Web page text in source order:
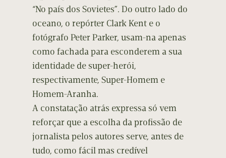
“No país dos Sovietes”. Do outro lado do
oceano, o repórter Clark Kent e o
fotógrafo Peter Parker, usam-na apenas
como fachada para esconderem a sua
identidade de super-herói,
respectivamente, Super-Homem e
Homem-Aranha.
A constatação atrás expressa só vem
reforçar que a escolha da profissão de
jornalista pelos autores serve, antes de
tudo, como fácil mas credível